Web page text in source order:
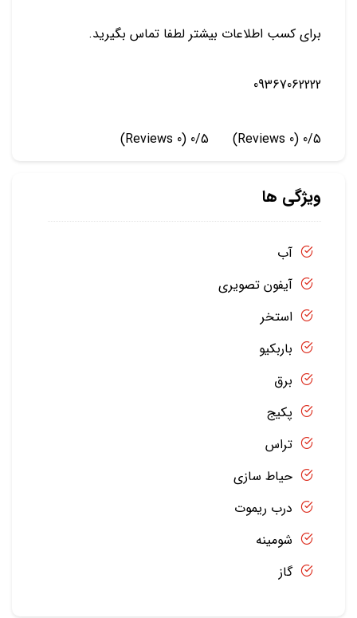
برای کسب اطلاعات بیشتر لطفا تماس بگیرید.
09367062222
0/5
(0 Reviews)
0/5
(0 Reviews)
ویژگی ها
آب
آیفون تصویری
استخر
باربکیو
برق
پکیج
تراس
حیاط سازی
درب ریموت
شومینه
گاز